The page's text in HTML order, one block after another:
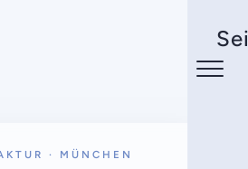
· MÜNCHEN